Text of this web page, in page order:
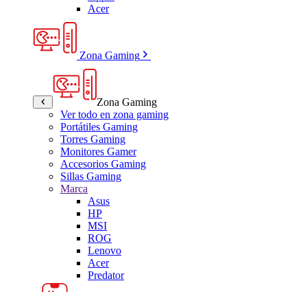
Acer
Zona Gaming
Zona Gaming
Ver todo en zona gaming
Portátiles Gaming
Torres Gaming
Monitores Gamer
Accesorios Gaming
Sillas Gaming
Marca
Asus
HP
MSI
ROG
Lenovo
Acer
Predator